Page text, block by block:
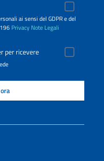
ai sensi del GDPR e del
Privacy Note Legali
per ricevere